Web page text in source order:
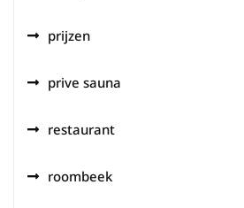
prijzen
prive sauna
restaurant
roombeek